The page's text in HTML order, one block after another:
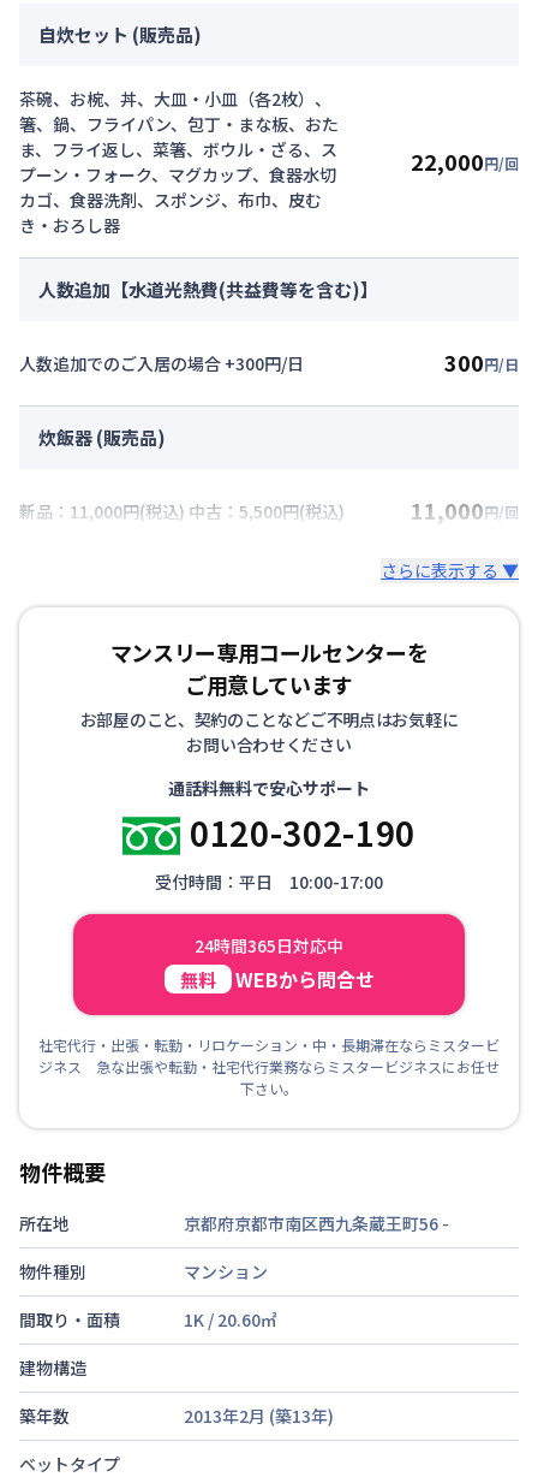
自炊セット (販売品)
茶碗、お椀、丼、大皿・小皿（各2枚）、
箸、鍋、フライパン、包丁・まな板、おた
ま、フライ返し、菜箸、ボウル・ざる、ス
プーン・フォーク、マグカップ、食器水切
カゴ、食器洗剤、スポンジ、布巾、皮む
き・おろし器
22,000円/回
人数追加【水道光熱費(共益費等を含む)】
人数追加でのご入居の場合 +300円/日 300円/日
炊飯器 (販売品)
新品：11,000円(税込) 中古：5,500円(税込) 11,000円/回
さらに表示する ▼
マンスリー専用コールセンターを
ご用意しています
お部屋のこと、契約のことなどご不明点はお気軽に
お問い合わせください
通話料無料で安心サポート
0120-302-190
受付時間：平日 10:00-17:00
24時間365日対応中
無料 WEBから問合せ
社宅代行・出張・転勤・リロケーション・中・長期滞在ならミスタービ
ジネス 急な出張や転勤・社宅代行業務ならミスタービジネスにお任せ
下さい。
物件概要
所在地 京都府京都市南区西九条蔵王町56 -
物件種別
マンション
間取り・面積
1K / 20.60㎡
建物構造
築年数
2013年2月 (築13年)
ベットタイプ